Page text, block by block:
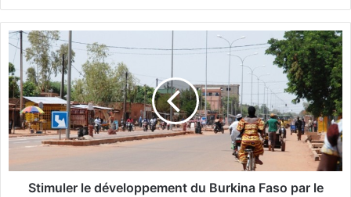
bsi
te
ce
bo
ok
S
i
m
u
l
e
r
l
Stimuler le développement du Burkina Faso par le